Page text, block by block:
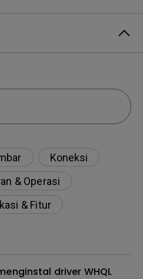
Koneksi
& Operasi
& Fitur
driver WHQL